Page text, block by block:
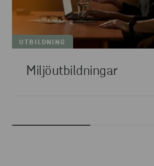
UTBILDNING
Miljöutbildningar